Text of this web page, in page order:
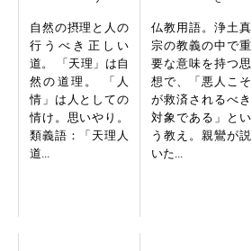
自然の摂理と人の
行うべき正しい
道。 「天理」は自
然の道理。 「人
情」は人としての
情け。思いやり。
類義語：「天理人
道...
仏教用語。浄土真
宗の教義の中で重
要な意味を持つ思
想で、「悪人こそ
が救済されるべき
対象である」とい
う教え。親鸞が説
いた...